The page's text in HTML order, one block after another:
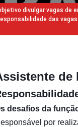
divulgar vagas
das
de
desafios da
por